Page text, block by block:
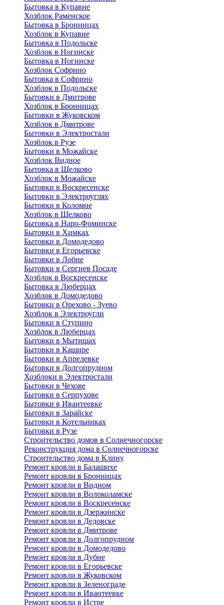
Бытовка в Купавне
Хозблок Раменское
Бытовка в Бронницах
Хозблок в Купавне
Бытовка в Подольске
Хозблок в Ногинске
Бытовка в Ногинске
Хозблок Софрино
Бытовка в Софрино
Хозблок в Подольске
Бытовки в Дмитрове
Хозблок в Бронницах
Бытовки в Жуковском
Хозблок в Дмитрове
Бытовки в Электростали
Хозблок в Рузе
Бытовки в Можайске
Хозблок Видное
Бытовкa в Щелково
Хозблок в Можайске
Бытовки в Воскресенске
Бытовки в Электроуглях
Бытовки в Коломне
Хозблок в Щелково
Бытовка в Наро-Фоминске
Бытовки в Химках
Бытовки в Домодедово
Бытовки в Егорьевске
Бытовки в Лобне
Бытовки в Сергиев Посаде
Хозблок в Воскресенске
Бытовка в Люберцах
Хозблок в Домодедово
Бытовки в Орехово - Зуево
Хозблок в Электроугли
Бытовки в Ступино
Хозблок в Люберцах
Бытовки в Мытищах
Бытовки в Кашире
Бытовки в Апрелевке
Бытовки в Долгопрудном
Хозблоки в Электростали
Бытовки в Чехове
Бытовки в Серпухове
Бытовки в Ивантеевке
Бытовки в Зарайске
Бытовки в Котельниках
Бытовки в Рузе
Строительство домов в Солнечногорске
Реконструкция дома в Солнечногорске
Строительство дома в Клину
Ремонт кровли в Балашихе
Ремонт кровли в Бронницах
Ремонт кровли в Видном
Ремонт кровли в Волоколамске
Ремонт кровли в Воскресенске
Ремонт кровли в Дзержинске
Ремонт кровли в Дедовске
Ремонт кровли в Дмитрове
Ремонт кровли в Долгопрудном
Ремонт кровли в Домодедово
Ремонт кровли в Дубне
Ремонт кровли в Егорьевске
Ремонт кровли в Жуковском
Ремонт кровли в Зеленограде
Ремонт кровли в Ивантеевке
Ремонт кровли в Истре